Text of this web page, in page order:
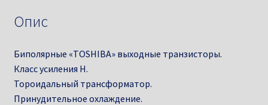
Опис
Биполярные «TOSHIBA» выходные транзисторы.
Класс усиления H.
Тороидальный трансформатор.
Принудительное охлаждение.